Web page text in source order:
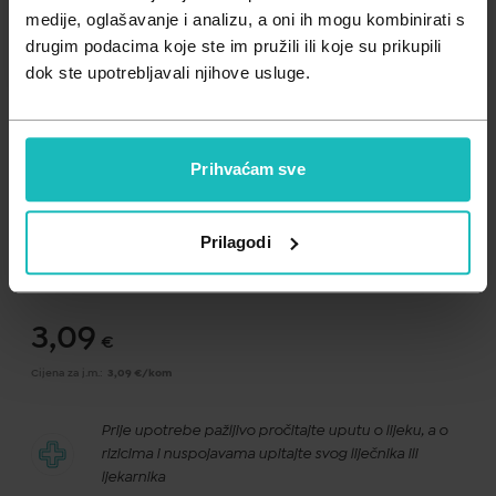
medije, oglašavanje i analizu, a oni ih mogu kombinirati s
drugim podacima koje ste im pružili ili koje su prikupili
dok ste upotrebljavali njihove usluge.
Prihvaćam sve
Prilagodi
Zdravlje muškarca
Zdravlje žene
Minerali
Probiotici i prebiotici
Važna obavijest prema Zakonu o zaštiti potrošača..
3,09 €
Cijena za j.m.: 3,09 €/kom
Prije upotrebe pažljivo pročitajte uputu o lijeku, a o
rizicima i nuspojavama upitajte svog liječnika ili
ljekarnika